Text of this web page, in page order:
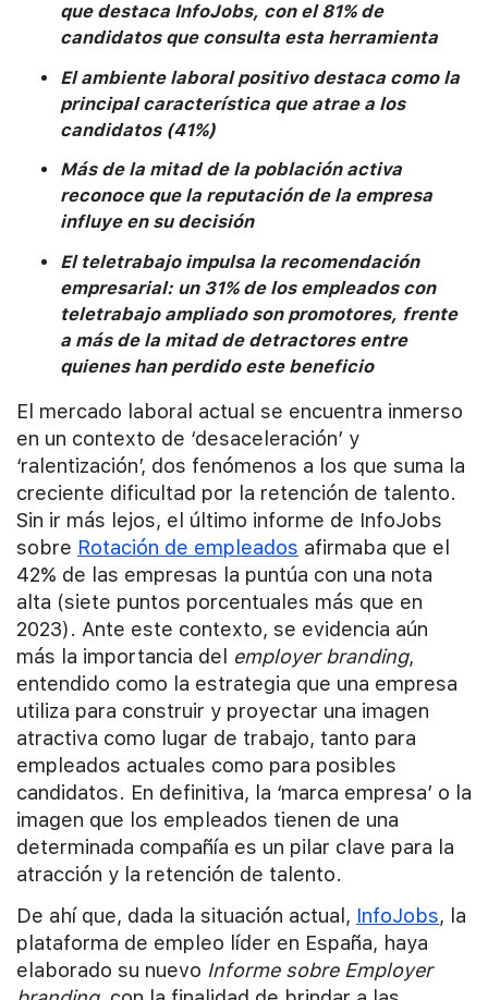
que destaca InfoJobs, con el 81% de
candidatos que consulta esta herramienta
El ambiente laboral positivo destaca como la
principal característica que atrae a los
candidatos (41%)
Más de la mitad de la población activa
reconoce que la reputación de la empresa
influye en su decisión
El teletrabajo impulsa la recomendación
empresarial: un 31% de los empleados con
teletrabajo ampliado son promotores, frente
a más de la mitad de detractores entre
quienes han perdido este beneficio
El mercado laboral actual se encuentra inmerso
en un contexto de ‘desaceleración’ y
‘ralentización’, dos fenómenos a los que suma la
creciente dificultad por la retención de talento.
Sin ir más lejos, el último informe de InfoJobs
sobre Rotación de empleados afirmaba que el
42% de las empresas la puntúa con una nota
alta (siete puntos porcentuales más que en
2023). Ante este contexto, se evidencia aún
más la importancia del employer branding,
entendido como la estrategia que una empresa
utiliza para construir y proyectar una imagen
atractiva como lugar de trabajo, tanto para
empleados actuales como para posibles
candidatos. En definitiva, la ‘marca empresa’ o la
imagen que los empleados tienen de una
determinada compañía es un pilar clave para la
atracción y la retención de talento.
De ahí que, dada la situación actual, InfoJobs, la
plataforma de empleo líder en España, haya
elaborado su nuevo Informe sobre Employer